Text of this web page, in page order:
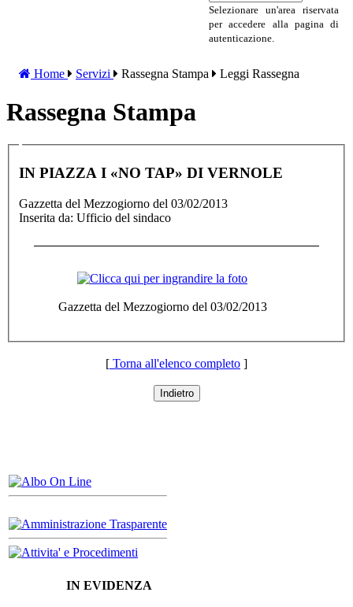
Selezionare un'area riservata
per accedere alla pagina di
autenticazione.
Home Servizi Rassegna Stampa Leggi Rassegna
Rassegna Stampa
IN PIAZZA I «NO TAP» DI VERNOLE
Gazzetta del Mezzogiorno del 03/02/2013
Inserita da: Ufficio del sindaco
Gazzetta del Mezzogiorno del 03/02/2013
[ Torna all'elenco completo ]
Indietro
IN EVIDENZA